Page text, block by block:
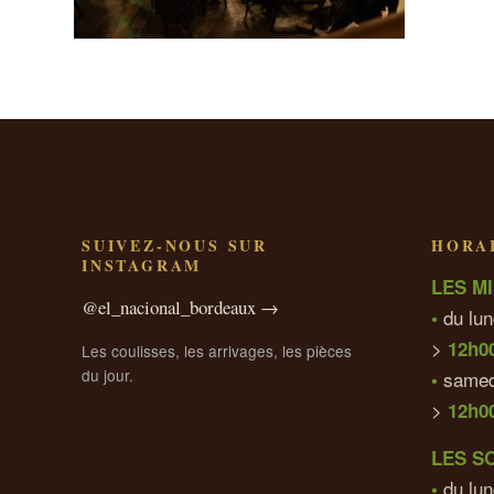
SUIVEZ-NOUS SUR
INSTAGRAM
@el_nacional_bordeaux →
Les coulisses, les arrivages, les pièces
du jour.
LES
• du
>
•
>
LES
• du